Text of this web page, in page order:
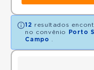
12 resultados
no convênio
Porto
Campo